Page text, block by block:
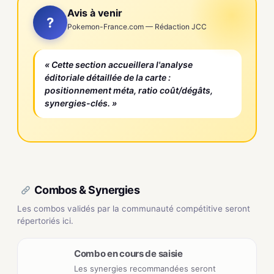
?
Avis à venir
Pokemon-France.com — Rédaction JCC
« Cette section accueillera l'analyse
éditoriale détaillée de la carte :
positionnement méta, ratio coût/dégâts,
synergies-clés. »
Combos & Synergies
Les combos validés par la communauté compétitive seront
répertoriés ici.
Combo en cours de saisie
Les synergies recommandées seront